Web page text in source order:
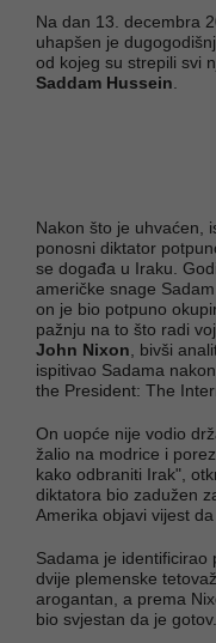
Na dan 13. decembra
uhapšen je
od kojeg su strepili svi
Saddam Hussein
Nakon što je uhvaćen,
ponosni diktator
se događa u Iraku.
američke snage
on je bio potpuno
pažnju na to što radi
John Nixon , bivši
ispitivao Sadama
the President: The
On uopće nije vodio
žalio na modrice i
kako odbraniti Irak",
diktatora bio zadužen
Amerika objavi vijest
Sadama je identificirao
dvije plemenske
arogantan, a prema
bio svjestan da je gotov.